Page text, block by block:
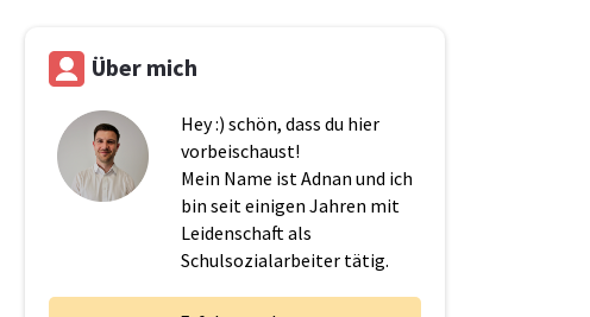
Über mich
Hey:) schön, dass du hier
vorbeischaust!
Mein Name ist Adnan und ich
bin seit einigen Jahren mit
Leidenschaft als
Schulsozialarbeiter tätig.